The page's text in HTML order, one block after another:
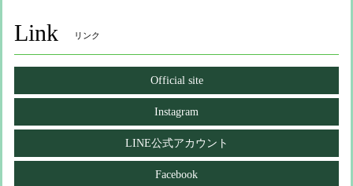
Link リンク
Official site
Instagram
LINE公式アカウント
Facebook